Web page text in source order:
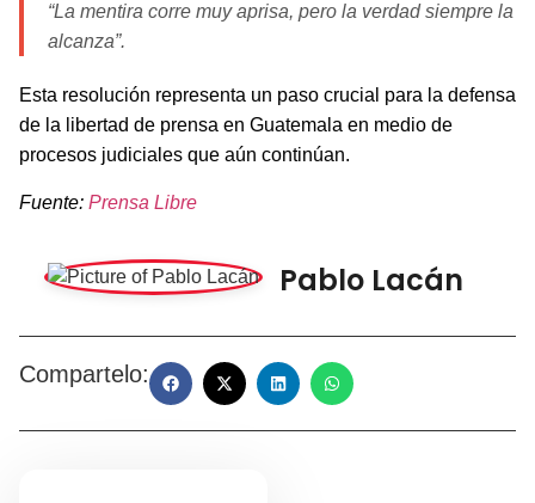
“La mentira corre muy aprisa, pero la verdad siempre la
alcanza”.
Esta resolución representa un paso crucial para la defensa
de la libertad de prensa en Guatemala en medio de
procesos judiciales que aún continúan.
Fuente: Prensa Libre
Pablo Lacán
Compartelo: